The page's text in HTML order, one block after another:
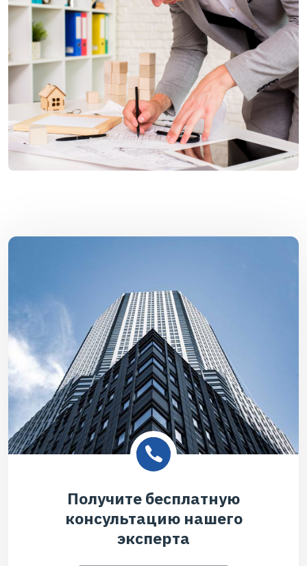
Получите бесплатную
консультацию нашего
эксперта